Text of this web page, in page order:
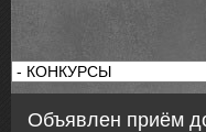
Объявлен приём